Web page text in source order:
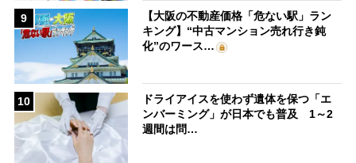
9
【大阪の不動産価格「危ない駅」ラン
キング】“中古マンション売れ行き鈍
化”のワース…
10
ドライアイスを使わず遺体を保つ「エ
ンバーミング」が日本でも普及 1～2
週間は問…